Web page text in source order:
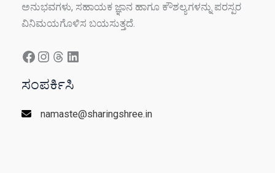
ಅನುಭವಗಳು, ಸಹಾಯಕ ಜ್ಞಾನ ಹಾಗೂ ಕೌಶಲ್ಯಗಳನ್ನು ಪರಸ್ಪರ
ವಿನಿಮಯಗೊಳಿಸ ಬಯಸುತ್ತದೆ.
Facebook
Instagram
Threads
LinkedIn
ಸಂಪರ್ಕಿಸಿ
namaste@sharingshree.in